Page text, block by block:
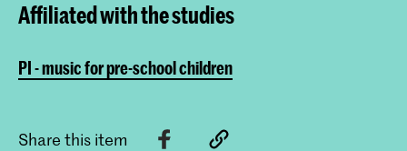
Affiliated with the studies
PI - music for pre-school children
Share this item